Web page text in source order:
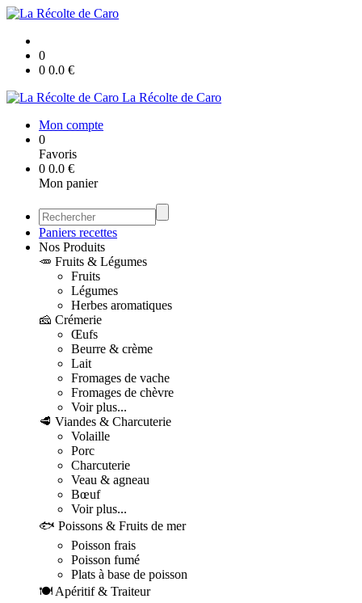
0
0 0.0 €
La Récolte de Caro
Mon compte
0
Favoris
0 0.0 €
Mon panier
Paniers recettes
Nos Produits
🥕 Fruits & Légumes
Fruits
Légumes
Herbes aromatiques
🧀 Crémerie
Œufs
Beurre & crème
Lait
Fromages de vache
Fromages de chèvre
Voir plus...
🥩 Viandes & Charcuterie
Volaille
Porc
Charcuterie
Veau & agneau
Bœuf
Voir plus...
🐟 Poissons & Fruits de mer
Poisson frais
Poisson fumé
Plats à base de poisson
🍽️ Apéritif & Traiteur